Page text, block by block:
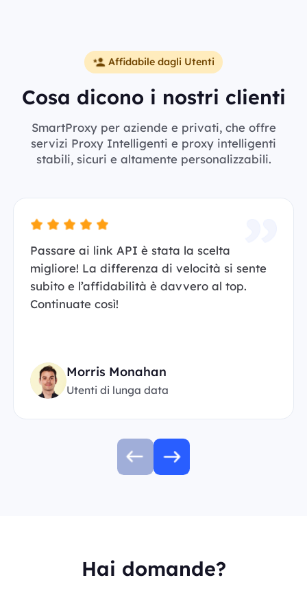
Affidabile dagli Utenti
Cosa dicono i nostri clienti
SmartProxy per aziende e privati, che offre
servizi Proxy Intelligenti e proxy intelligenti
stabili, sicuri e altamente personalizzabili.
Passare ai link API è stata la scelta
migliore! La differenza di velocità si sente
subito e l’affidabilità è davvero al top.
Continuate così!
Morris Monahan
Utenti di lunga data
Hai domande?